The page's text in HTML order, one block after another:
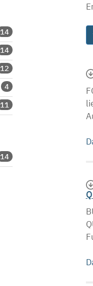
14
14
12
4
11
14